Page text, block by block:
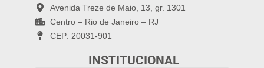
Avenida Treze de Maio, 13, gr. 1301
Centro – Rio de Janeiro – RJ
CEP: 20031-901
INSTITUCIONAL